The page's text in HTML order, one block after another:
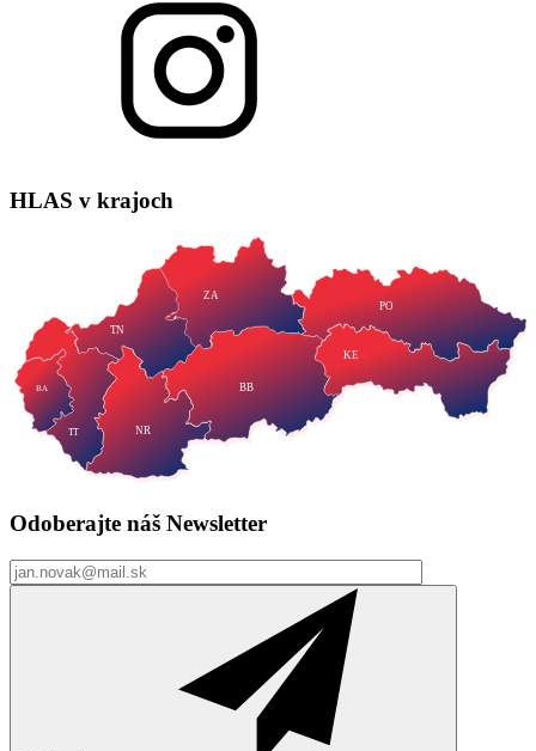
HLAS v krajoch
TT NR
TN
ZA
BB
PO
KE
BA
Odoberajte náš Newsletter